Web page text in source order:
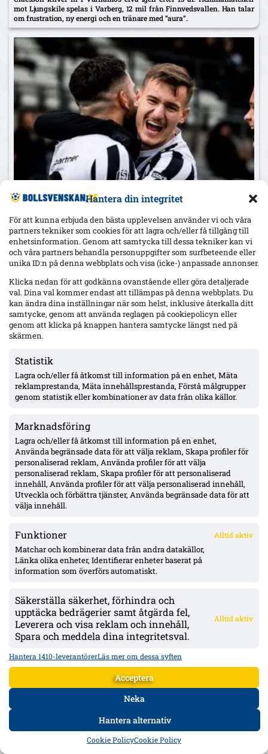
Hantera din integritet
För att kunna erbjuda den bästa upplevelsen använder vi och våra
partners tekniker som cookies för att lagra och/eller få tillgång till
enhetsinformation. Genom att samtycka till dessa tekniker kan vi
och våra partners behandla personuppgifter som surfbeteende eller
unika ID:n på denna webbplats och visa (icke-) anpassade annonser.
Klicka nedan för att godkänna ovanstående eller göra detaljerade
val. Dina val kommer endast att tillämpas på denna webbplats. Du
kan ändra dina inställningar när som helst, inklusive återkalla ditt
samtycke, genom att använda reglagen på cookiepolicyn eller
genom att klicka på knappen hantera samtycke längst ned på
skärmen.
Statistik
Lagra och/eller få åtkomst till information på en enhet, Mäta
reklamprestanda, Mäta innehållsprestanda, Förstå målgrupper
genom statistik eller kombinationer av data från olika källor.
Marknadsföring
Lagra och/eller få åtkomst till information på en enhet,
Använda begränsade data för att välja reklam, Skapa profiler för
personaliserad reklam, Använda profiler för att välja
personaliserad reklam, Skapa profiler för att personaliserad
innehåll, Använda profiler för att välja personaliserad innehåll,
Utveckla och förbättra tjänster, Använda begränsade data för att
välja innehåll.
Funktioner Alltid aktiv
Matchar och kombinerar data från andra datakällor,
Länka olika enheter, Identifierar enheter baserat på
information som överförs automatiskt.
Säkerställa säkerhet, förhindra och
upptäcka bedrägerier samt åtgärda fel,
Leverera och visa reklam och innehåll,
Spara och meddela dina integritetsval.
Alltid aktiv
Hantera 1410-leverantörerLäs mer om dessa syften
Acceptera
Neka
Hantera alternativ
Cookie PolicyCookie Policy
mot Ljungskile spelas i Varberg, 12 mil från Finnvedsvallen. Han talar
om frustration, ny energi och en tränare med “aura”.
Uppgifter: Degerfors lånar Robin Dzabic från Sandefjord – köpoption,
25-årige offensive mittfältaren Robin Dzabic uppges ansluta till
Degerfors på lån från Sandefjord med köpoption. Begränsad speltid i
vår (0 starter/9 inhopp) men produktion i fjol och stark Superettan-
historik i Landskrona.
Mer om IK Sirius
Sirius 2–0 borta mot HBK: serieledning och 14 poäng före – Mål: Anker på
hörna och Bjerkebo på straff
Sirius tog tre poäng på Örjans vall efter två tidiga mål. Serieledningen
växte till 14 poäng före Hammarby, medan Djurgården har en
hängmatch som kan krympa gapet till elva. Victor Svensson, 20,
startade centralt i Melker Heiers frånvaro.
Sirius gästar Halmstad i omgång 15 – Kaib och Ascone avstängda, HBK 16:e
Avspark 19.00 måndag 3/8 på Örjans vall. Stuart Baxter leder ett HBK
utan Rami Kaib och Rocco Ascone; fjolårets möten slutade 0–1 och 1–1.
DATA FORUM